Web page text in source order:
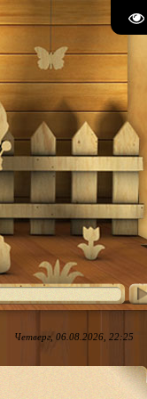
Четверг, 06.08.2026, 22:25